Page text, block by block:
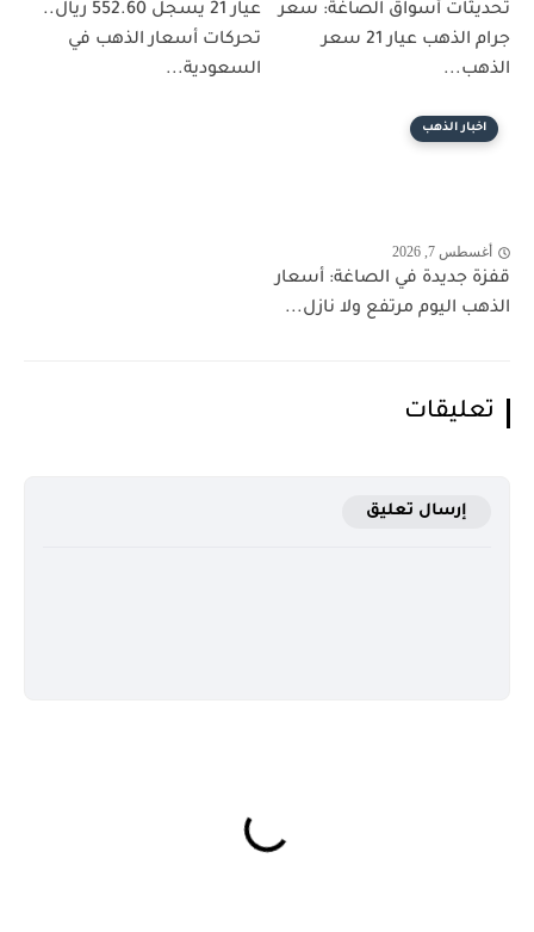
تحديثات أسواق الصاغة: سعر
جرام الذهب عيار 21 سعر
الذهب...
عيار 21 يسجل 552.60 ريال..
تحركات أسعار الذهب في
السعودية...
اخبار الذهب
أغسطس 7, 2026
قفزة جديدة في الصاغة: أسعار
الذهب اليوم مرتفع ولا نازل...
تعليقات
إرسال تعليق